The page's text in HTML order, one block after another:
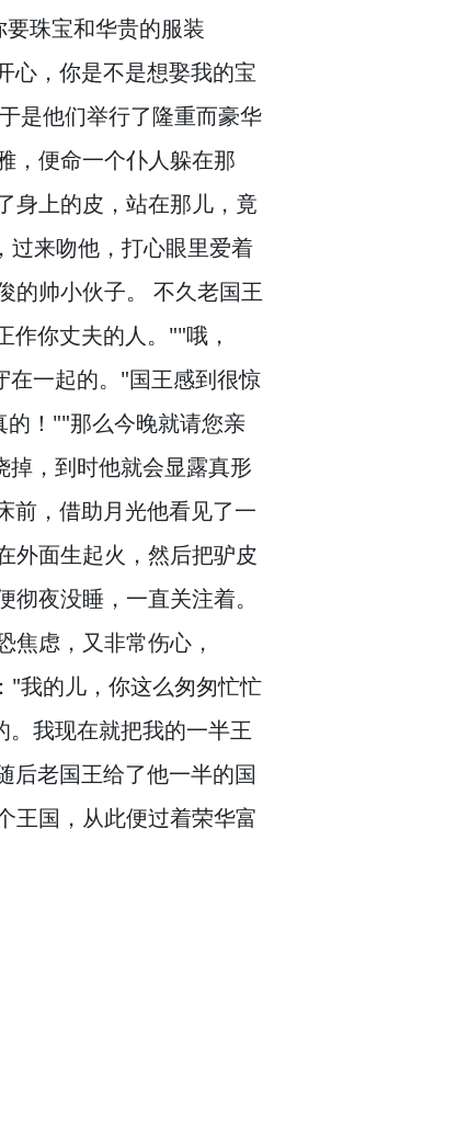
要珠宝和华贵的服装
心， 你是不是想娶我的宝
于是他们举行了隆重而豪华
， 便命一个仆人躲在那
身上的皮， 站在那儿， 竟
过来吻他， 打心眼里爱着
帅小伙子。
不久老国王
你丈夫的人。 ""哦，
一起的。 "国王感到很惊
！ ""那么今晚就请您亲
， 到时他就会显露真形
前， 借助月光他看见了一
外面生起火， 然后把驴皮
彻夜没睡， 一直关注着。
焦虑， 又非常伤心，
"我的儿， 你这么匆匆忙忙
我现在就把我的一半王
后老国王给了他一半的国
王国， 从此便过着荣华富